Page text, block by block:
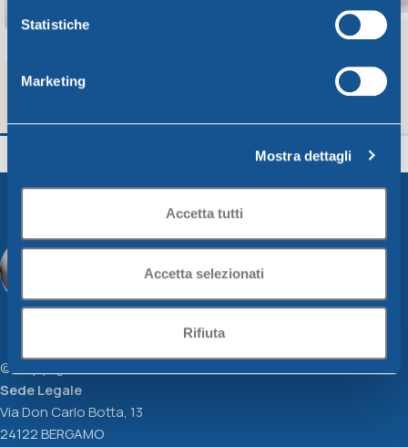
Statistiche
Marketing
Mostra dettagli
Accetta tutti
Accetta selezionati
Rifiuta
SET 3 CONTENITORI rettangolari
Contenitore
Frescoclip
© Copyright DEM le cose di casa srl
Sede Legale
Via Don Carlo Botta, 13
24122 BERGAMO